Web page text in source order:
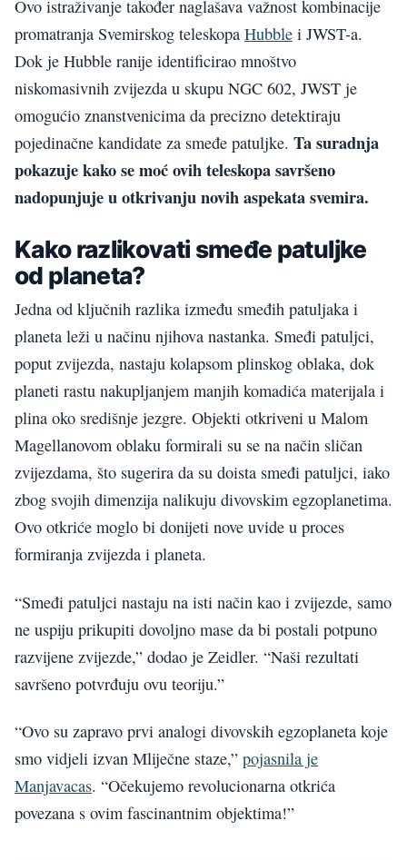
Ovo istraživanje također naglašava važnost kombinacije
promatranja Svemirskog teleskopa Hubble i JWST-a.
Dok je Hubble ranije identificirao mnoštvo
niskomasivnih zvijezda u skupu NGC 602, JWST je
omogućio znanstvenicima da precizno detektiraju
pojedinačne kandidate za smeđe patuljke. Ta suradnja
pokazuje kako se moć ovih teleskopa savršeno
nadopunjuje u otkrivanju novih aspekata svemira.
Kako razlikovati smeđe patuljke
od planeta?
Jedna od ključnih razlika između smeđih patuljaka i
planeta leži u načinu njihova nastanka. Smeđi patuljci,
poput zvijezda, nastaju kolapsom plinskog oblaka, dok
planeti rastu nakupljanjem manjih komadića materijala i
plina oko središnje jezgre. Objekti otkriveni u Malom
Magellanovom oblaku formirali su se na način sličan
zvijezdama, što sugerira da su doista smeđi patuljci, iako
zbog svojih dimenzija nalikuju divovskim egzoplanetima.
Ovo otkriće moglo bi donijeti nove uvide u proces
formiranja zvijezda i planeta.
“Smeđi patuljci nastaju na isti način kao i zvijezde, samo
ne uspiju prikupiti dovoljno mase da bi postali potpuno
razvijene zvijezde,” dodao je Zeidler. “Naši rezultati
savršeno potvrđuju ovu teoriju.”
“Ovo su zapravo prvi analogi divovskih egzoplaneta koje
smo vidjeli izvan Mliječne staze,” pojasnila je
Manjavacas. “Očekujemo revolucionarna otkrića
povezana s ovim fascinantnim objektima!”